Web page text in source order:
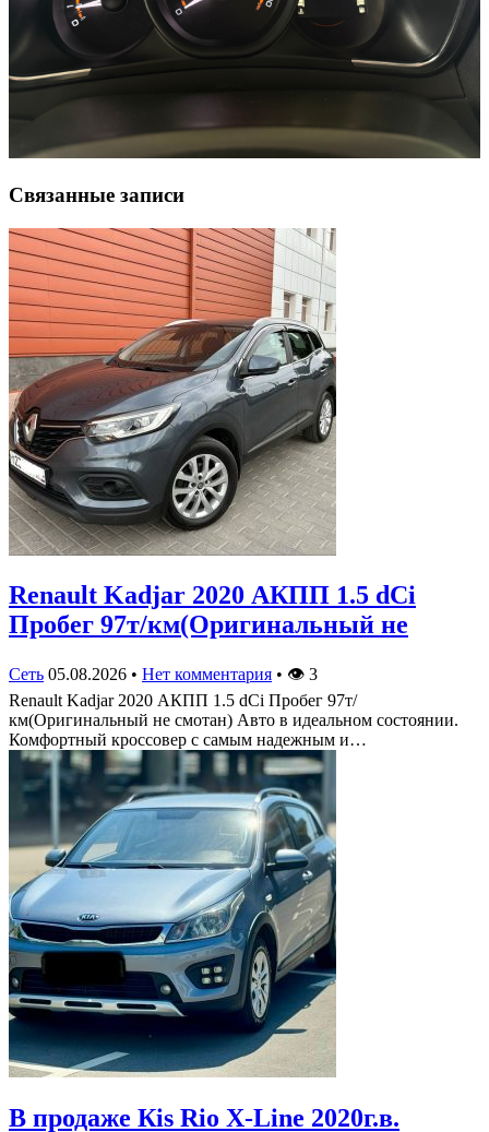
Связанные записи
Renault Kadjar 2020 АКПП 1.5 dCi
Пробег 97т/км(Оригинальный не
Сеть 05.08.2026 • Нет комментария • 👁 3
Renault Kadjar 2020 АКПП 1.5 dCi Пробег 97т/
км(Оригинальный не смотан) Авто в идеальном состоянии.
Комфортный кроссовер с самым надежным и…
В продаже Кis Rio X-Line 2020г.в.